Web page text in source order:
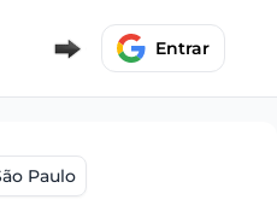
Entrar
Paulo